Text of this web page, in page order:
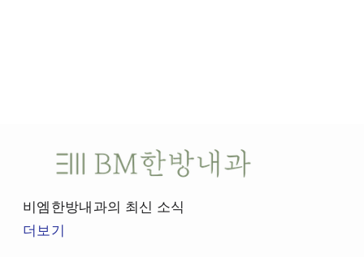
비
엠
방
내
비엠한방내과의 최신 소식
더보기